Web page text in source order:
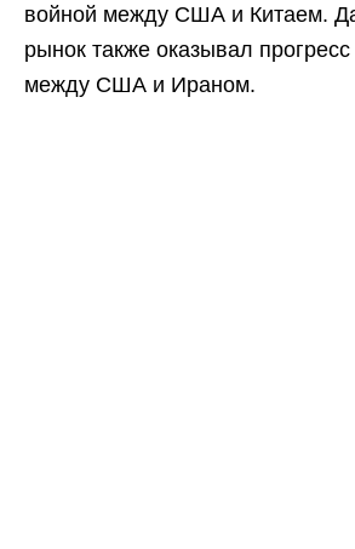
войной между США и Китаем.
рынок также оказывал
между США и Ираном.